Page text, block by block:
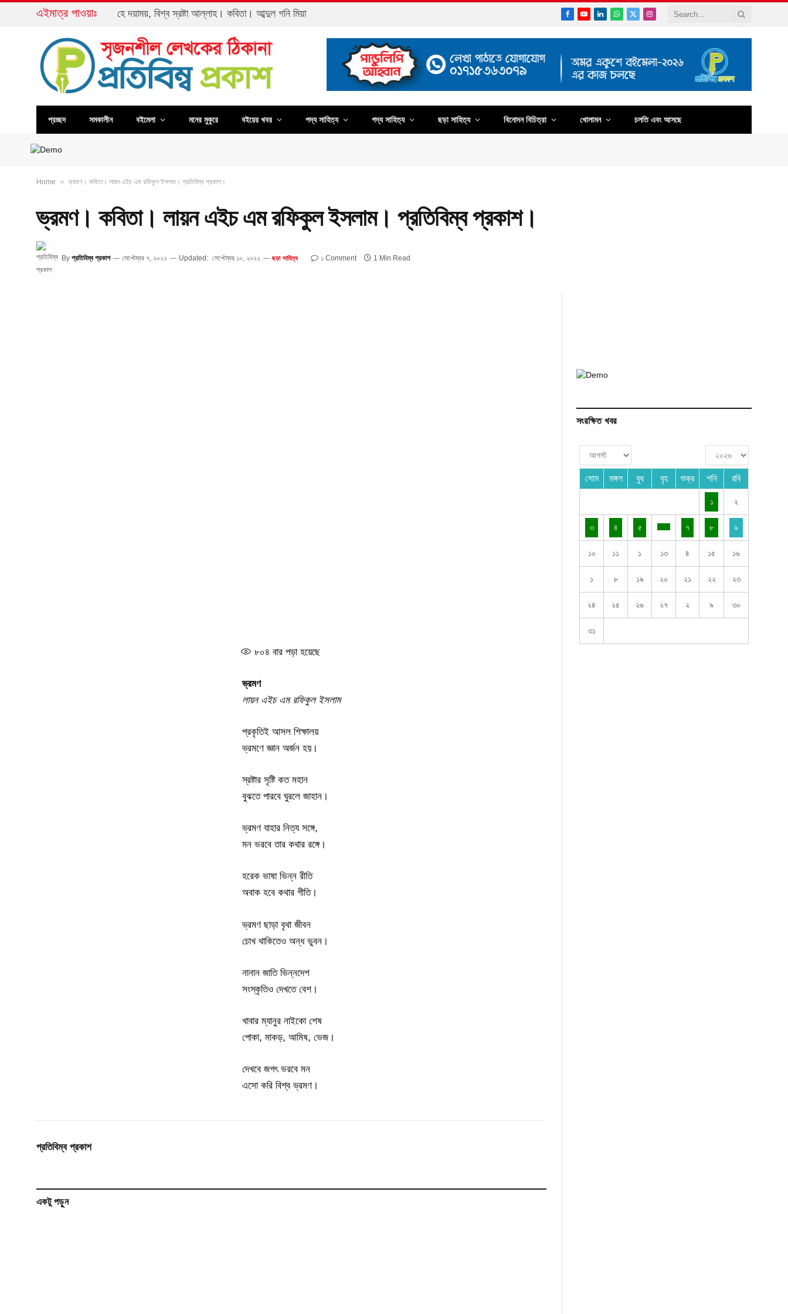
এইমাত্র পাওয়াঃ হে দয়াময়, বিশ্ব স্রষ্টা আল্লাহ। কবিতা। আব্দুল গনি মিয়া Facebook
YouTubeLinkedInWhatsApp
X
Instagram
প্রচ্ছদ সমকালীন বইমেলা মনের মুকুরে বইয়ের খবর পদ্য সাহিত্য গদ্য সাহিত্য ছড়া সাহিত্য বিনোদন বিচিত্রা খোলামন চলতি এবং আসছে
Home » ভ্রমণ। কবিতা। লায়ন এইচ এম রফিকুল ইসলাম। প্রতিবিম্ব প্রকাশ।
ভ্রমণ। কবিতা। লায়ন এইচ এম রফিকুল ইসলাম। প্রতিবিম্ব প্রকাশ।
By প্রতিবিম্ব প্রকাশ সেপ্টেম্বর ৭, ২০২২ Updated: সেপ্টেম্বর ১০, ২০২২ ছড়া সাহিত্য ১ Comment 1 Min Read
৮০৪ বার পড়া হয়েছে
ভ্রমণ
লায়ন এইচ এম রফিকুল ইসলাম
প্রকৃতিই আসল শিক্ষালয়
ভ্রমণে জ্ঞান অর্জন হয়।
স্রষ্টার সৃষ্টি কত মহান
বুঝতে পারবে ঘুরলে জাহান।
ভ্রমণ যাহার নিত্য সঙ্গে,
মন ভরবে তার কথার রঙ্গে।
হরেক ভাষা ভিন্ন রীতি
অবাক হবে কথার গীতি।
ভ্রমণ ছাড়া বৃথা জীবন
চোখ থাকিতেও অন্ধ ভুবন।
নানান জাতি ভিন্নদেশ
সংস্কৃতিও দেখতে বেশ।
খাবার ম্যানুর নাইকো শেষ
পোকা, মাকড়, আমিষ, ভেজ।
দেখবে জগৎ ভরবে মন
এসো করি বিশ্ব ভ্রমণ।
প্রতিবিম্ব প্রকাশ
একটু পড়ুন
সংরক্ষিত খবর
সোম মঙ্গল বুধ বৃহ শুক্র শনি রবি
১ ২
৩ ৪ ৫ ৭ ৮ ৯
১০ ১১ ১ ১৩ ৪ ১৫ ১৬
১ ৮ ১৯ ২০ ২১ ২২ ২৩
২৪ ২৫ ২৬ ২৭ ২ ৯ ৩০
৩১